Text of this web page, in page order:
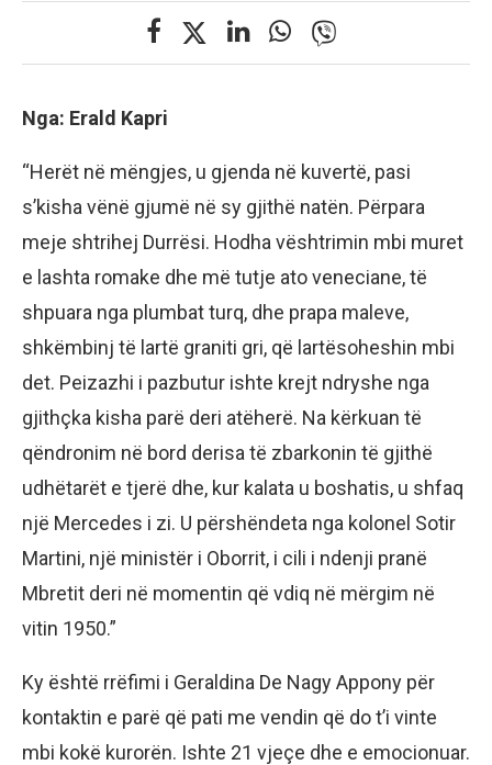
Nga: Erald Kapri
“Herët në mëngjes, u gjenda në kuvertë, pasi
s’kisha vënë gjumë në sy gjithë natën. Përpara
meje shtrihej Durrësi. Hodha vështrimin mbi muret
e lashta romake dhe më tutje ato veneciane, të
shpuara nga plumbat turq, dhe prapa maleve,
shkëmbinj të lartë graniti gri, që lartësoheshin mbi
det. Peizazhi i pazbutur ishte krejt ndryshe nga
gjithçka kisha parë deri atëherë. Na kërkuan të
qëndronim në bord derisa të zbarkonin të gjithë
udhëtarët e tjerë dhe, kur kalata u boshatis, u shfaq
një Mercedes i zi. U përshëndeta nga kolonel Sotir
Martini, një ministër i Oborrit, i cili i ndenji pranë
Mbretit deri në momentin që vdiq në mërgim në
vitin 1950.”
Ky është rrëfimi i Geraldina De Nagy Appony për
kontaktin e parë që pati me vendin që do t’i vinte
mbi kokë kurorën. Ishte 21 vjeçe dhe e emocionuar.